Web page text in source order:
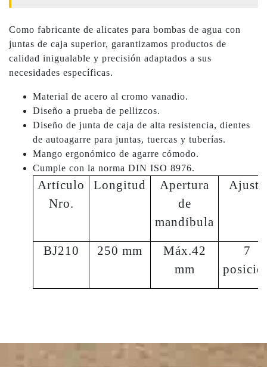
Como fabricante de alicates para bombas de agua con
juntas de caja superior, garantizamos productos de
calidad inigualable y precisión adaptados a sus
necesidades específicas.
Material de acero al cromo vanadio.
Diseño a prueba de pellizcos.
Diseño de junta de caja de alta resistencia, dientes
de autoagarre para juntas, tuercas y tuberías.
Mango ergonómico de agarre cómodo.
Cumple con la norma DIN ISO 8976.
Artículo
Nro.
Longitud
Apertura
de
mandíbula
Ajuste
BJ210 250 mm
Máx.42
mm
7